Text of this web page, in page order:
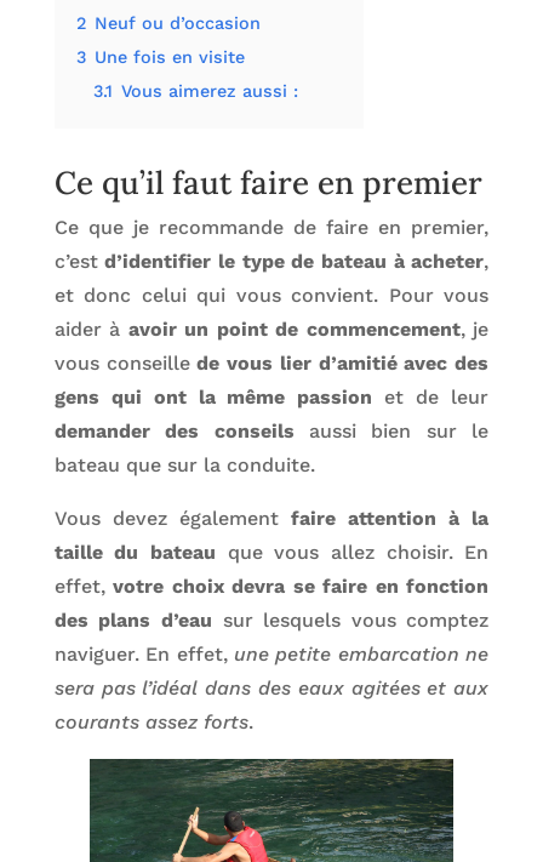
2 Neuf ou d’occasion
3 Une fois en visite
3.1 Vous aimerez aussi :
Ce qu’il faut faire en premier
Ce que je recommande de faire en premier,
c’estd’identifier le type de bateau à acheter,
et donc celui qui vous convient. Pour vous
aider à avoir un point de commencement, je
vous conseillede vous lier d’amitié avec des
gens qui ont la même passion et de leur
demander des conseils aussi bien sur le
bateau que sur la conduite.
Vous devez également faire attention à la
taille du bateau que vous allez choisir. En
effet,votre choix devra se faire en fonction
des plans d’eau sur lesquels vous comptez
naviguer. En effet, une petite embarcation ne
sera pas l’idéal dans des eaux agitées et aux
courants assez forts.